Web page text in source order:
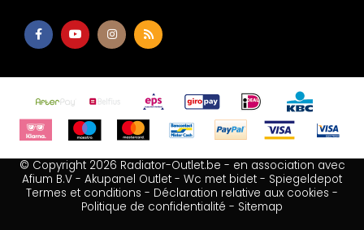
© Copyright 2026 Radiator-Outlet.be - en association avec
Afium B.V - Akupanel Outlet - Wc met bidet - Spiegeldepot
Termes et conditions - Déclaration relative aux cookies -
Politique de confidentialité - Sitemap